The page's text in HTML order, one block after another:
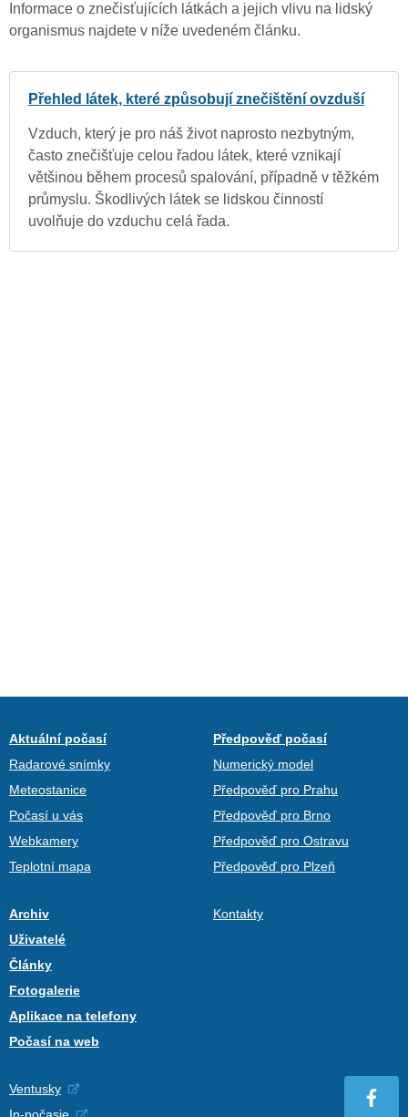
Informace o znečisťujících látkách a jejich vlivu na lidský
organismus najdete v níže uvedeném článku.
Přehled látek, které způsobují znečištění ovzduší
Vzduch, který je pro náš život naprosto nezbytným,
často znečišťuje celou řadou látek, které vznikají
většinou během procesů spalování, případně v těžkém
průmyslu. Škodlivých látek se lidskou činností
uvolňuje do vzduchu celá řada.
Aktuální počasí
Radarové snímky
Meteostanice
Počasí u vás
Webkamery
Teplotní mapa
Předpověď počasí
Numerický model
Předpověď pro Prahu
Předpověď pro Brno
Předpověď pro Ostravu
Předpověď pro Plzeň
Archiv
Uživatelé
Články
Fotogalerie
Aplikace na telefony
Počasí na web
Kontakty
Ventusky